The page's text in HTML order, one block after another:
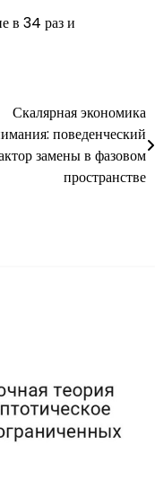
в 34 раз и
Скалярная экономика
поведенческий
замены в фазовом
пространстве